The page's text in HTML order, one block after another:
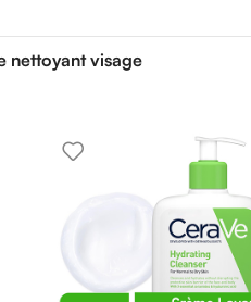
nettoyant visage